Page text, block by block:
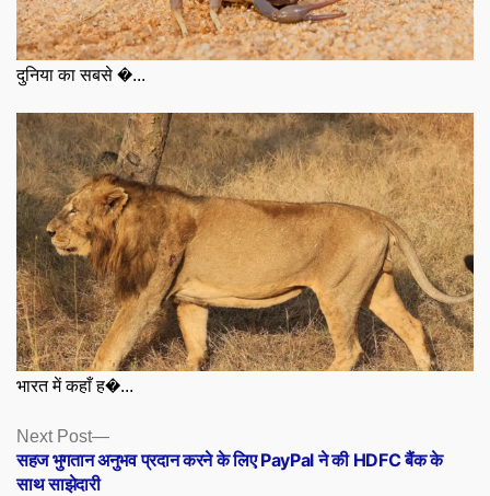
दुनिया का सबसे �...
भारत में कहाँ ह�...
Posts
navigation
Next Post
Next
post:
सहज भुगतान अनुभव प्रदान करने के लिए PayPal ने की HDFC बैंक के
साथ साझेदारी